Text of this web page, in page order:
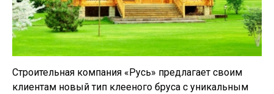
Строительная компания «Русь» предлагает своим
клиентам новый тип клееного бруса с уникальным